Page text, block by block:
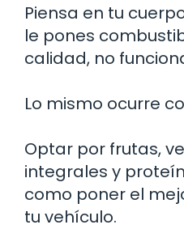
Piensa en tu
le pones
calidad, no
Lo mismo ocurre
Optar por frutas,
integrales y
como poner el
tu vehículo.